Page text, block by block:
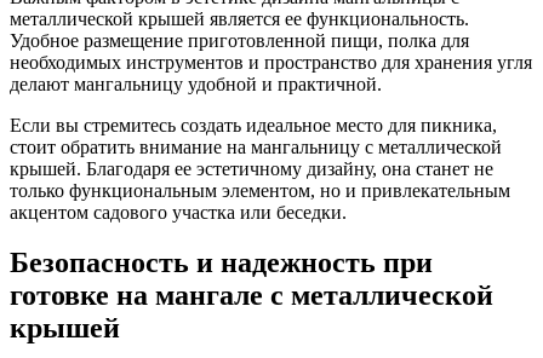
металлической крышей является ее функциональность.
Удобное размещение приготовленной пищи, полка для
необходимых инструментов и пространство для хранения угля
делают мангальницу удобной и практичной.
Если вы стремитесь создать идеальное место для пикника,
стоит обратить внимание на мангальницу с металлической
крышей. Благодаря ее эстетичному дизайну, она станет не
только функциональным элементом, но и привлекательным
акцентом садового участка или беседки.
Безопасность и надежность при
готовке на мангале с металлической
крышей